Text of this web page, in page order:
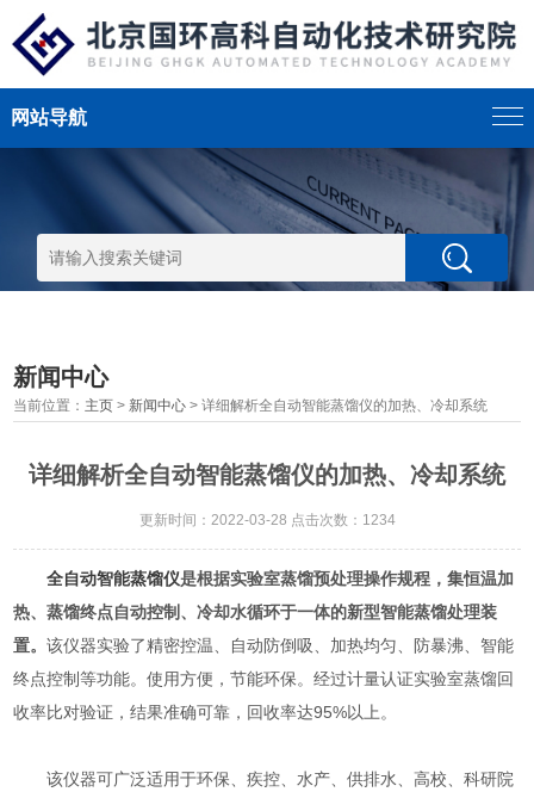
网站导航
新闻中心
当前位置： 主页 > 新闻中心 > 详细解析全自动智能蒸馏仪的加热、冷却系统
详细解析全自动智能蒸馏仪的加热、冷却系统
更新时间：2022-03-28 点击次数：1234
全自动智能蒸馏仪是根据实验室蒸馏预处理操作规程，集恒温加
热、蒸馏终点自动控制、冷却水循环于一体的新型智能蒸馏处理装
置。该仪器实验了精密控温、自动防倒吸、加热均匀、防暴沸、智能
终点控制等功能。使用方便，节能环保。经过计量认证实验室蒸馏回
收率比对验证，结果准确可靠，回收率达95%以上。
该仪器可广泛适用于环保、疾控、水产、供排水、高校、科研院